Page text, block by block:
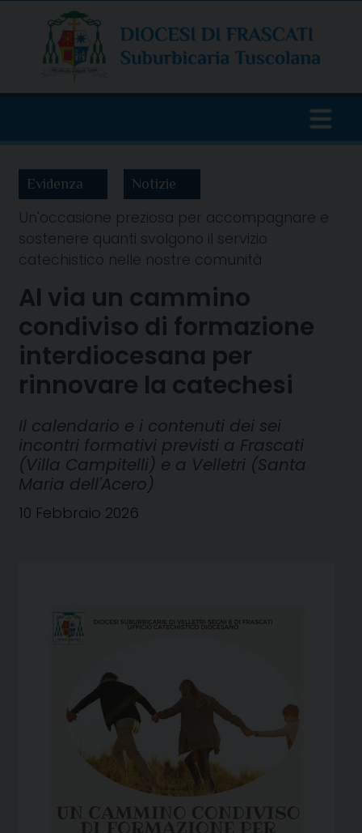
content
Evidenza Notizie
Un'occasione preziosa per accompagnare e
sostenere quanti svolgono il servizio
catechistico nelle nostre comunità
Al via un cammino
condiviso di formazione
interdiocesana per
rinnovare la catechesi
Il calendario e i contenuti dei sei
incontri formativi previsti a Frascati
(Villa Campitelli) e a Velletri (Santa
Maria dell'Acero)
10 Febbraio 2026